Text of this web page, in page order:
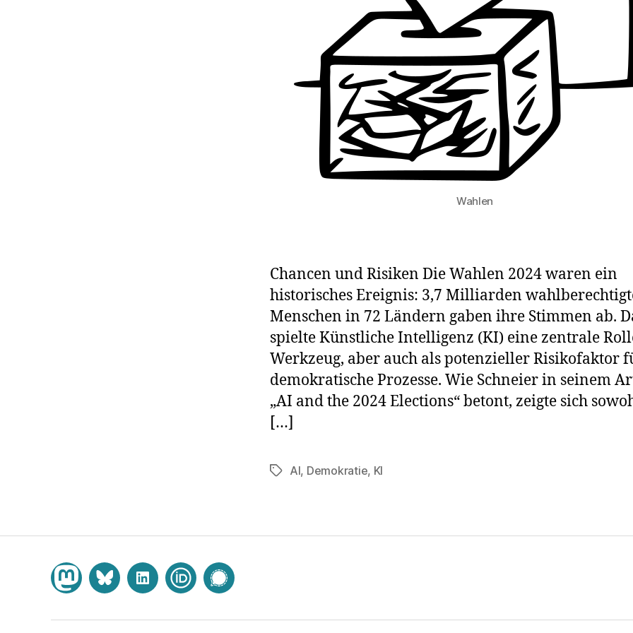
Wahlen
Chancen und Risiken Die Wahlen 2024 waren ein
historisches Ereignis: 3,7 Milliarden
Menschen in 72 Ländern gaben ihre Stimmen ab.
spielte Künstliche Intelligenz (KI) eine zentrale
Werkzeug, aber auch als potenzieller Risikofaktor
demokratische Prozesse. Wie Schneier in seinem
„AI and the 2024 Elections“ betont, zeigte sich
[…]
Schlagwörter
AI, Demokratie, KI
MastodonBlueskyLinkedInORCIDChat